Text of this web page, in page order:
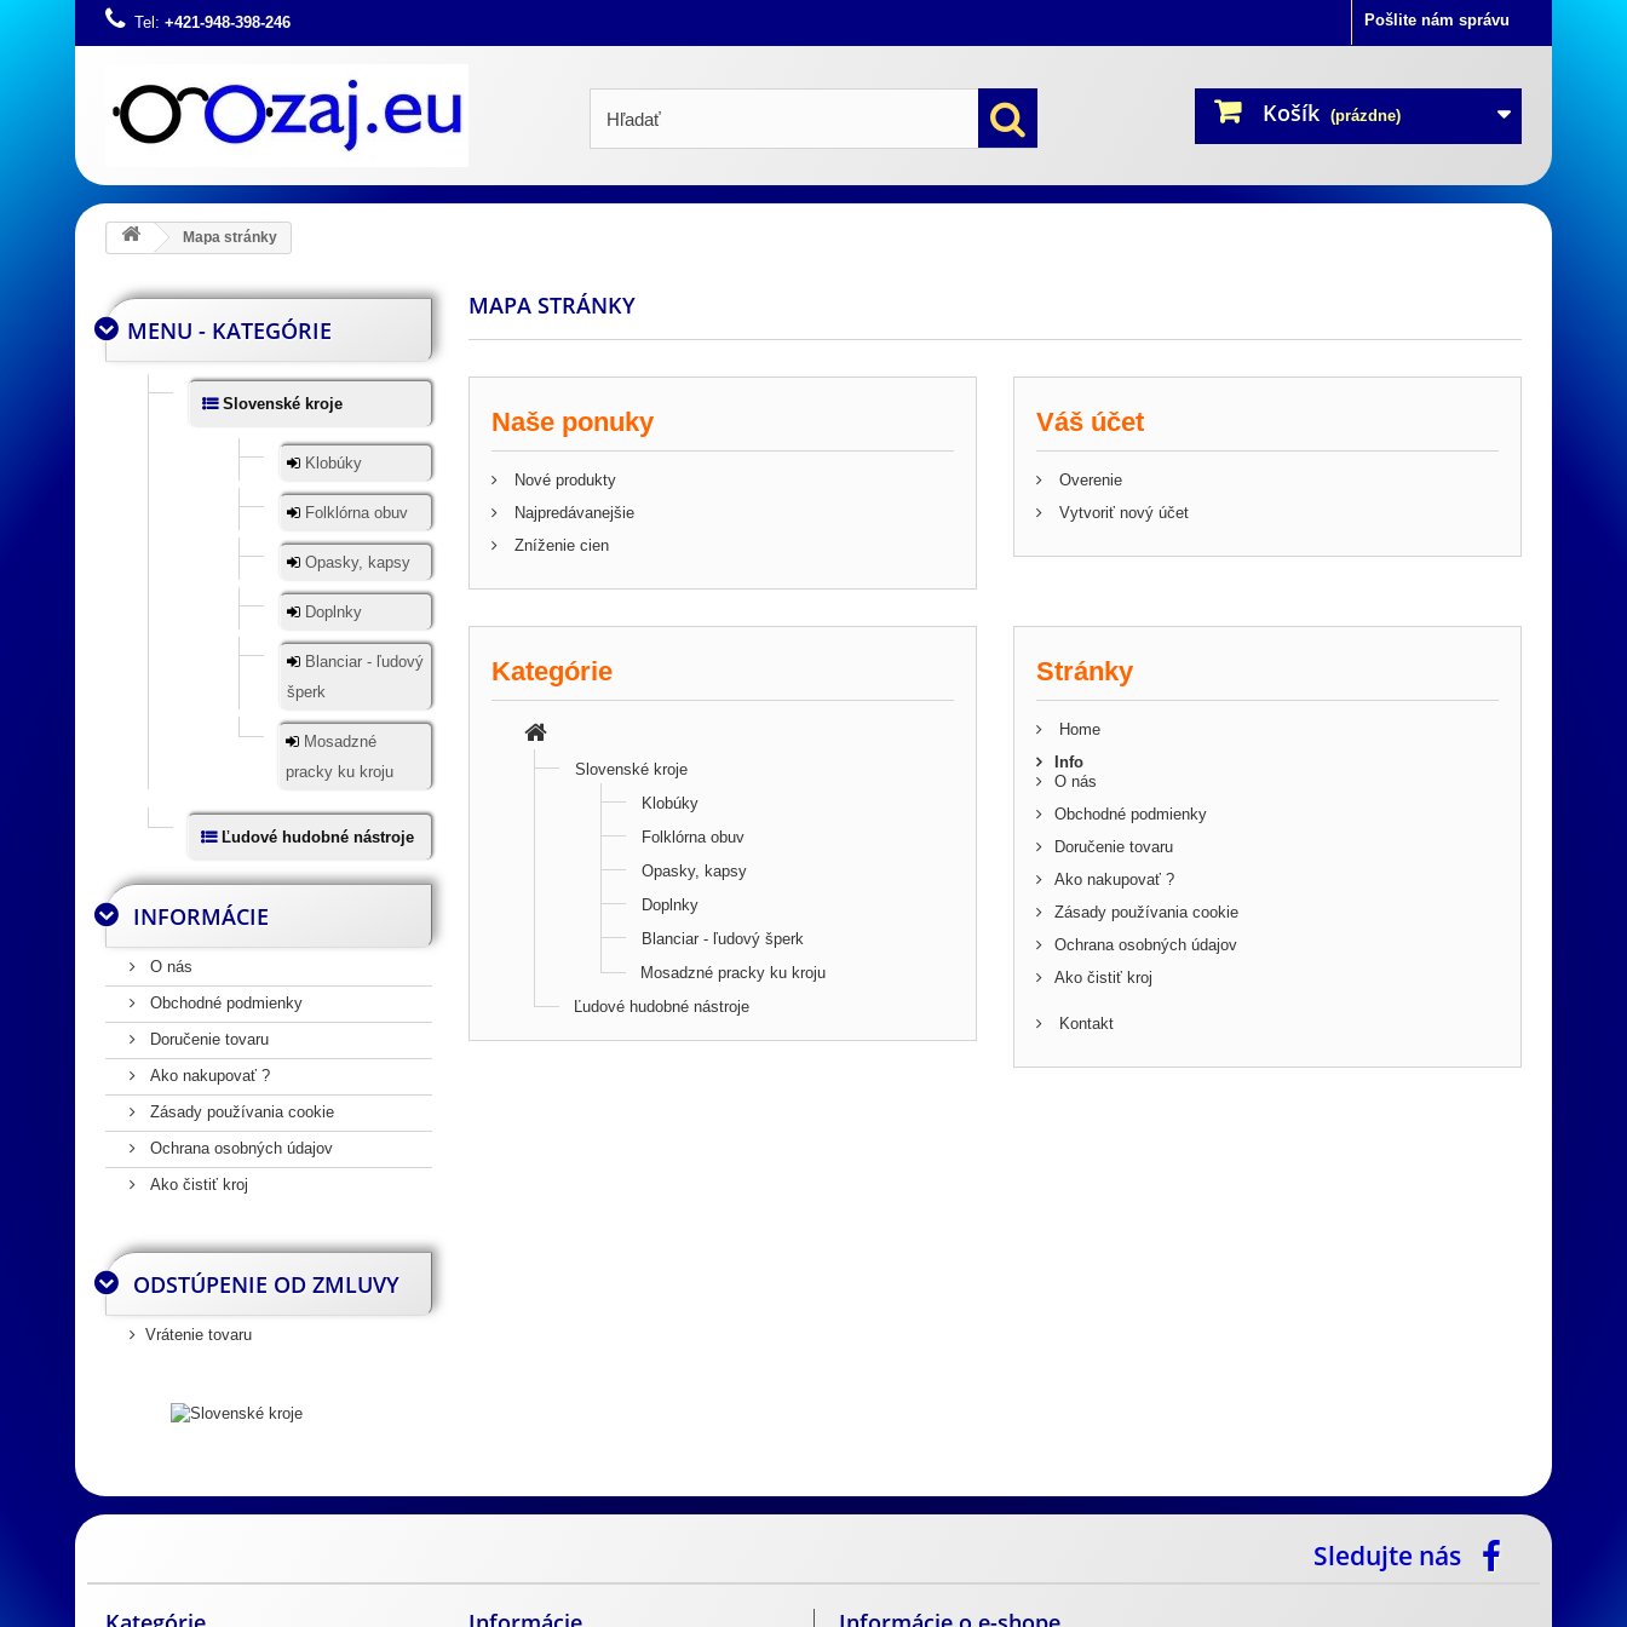
Pošlite nám správu
Tel: +421-948-398-246
Košík (prázdne)
Mapa stránky
MENU - KATEGÓRIE
Slovenské kroje
Klobúky
Folklórna obuv
Opasky, kapsy
Doplnky
Blanciar - ľudový
šperk
Mosadzné
pracky ku kroju
Ľudové hudobné nástroje
INFORMÁCIE
O nás
Obchodné podmienky
Doručenie tovaru
Ako nakupovať ?
Zásady používania cookie
Ochrana osobných údajov
Ako čistiť kroj
ODSTÚPENIE OD ZMLUVY
Vrátenie tovaru
MAPA STRÁNKY
Naše ponuky
Nové produkty
Najpredávanejšie
Zníženie cien
Váš účet
Overenie
Vytvoriť nový účet
Kategórie
Slovenské kroje
Klobúky
Folklórna obuv
Opasky, kapsy
Doplnky
Blanciar - ľudový šperk
Mosadzné pracky ku kroju
Ľudové hudobné nástroje
Stránky
Home
Info
O nás
Obchodné podmienky
Doručenie tovaru
Ako nakupovať ?
Zásady používania cookie
Ochrana osobných údajov
Ako čistiť kroj
Kontakt
Sledujte nás